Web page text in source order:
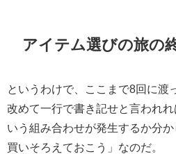
アイテム選びの旅の
というわけで、ここまで8回に渡
改めて一行で書き記せと言われ
いう組み合わせが発生するか分
買いそろえておこう」なのだ。